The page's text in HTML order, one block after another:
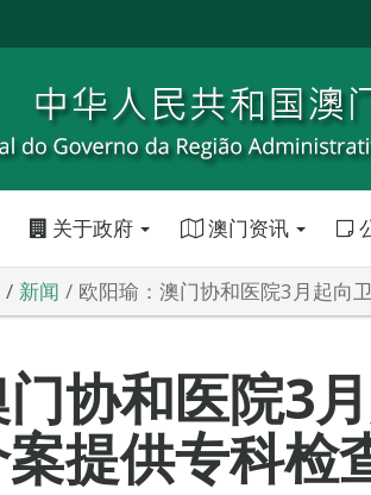
关于政府 澳门资讯
新闻 欧阳瑜：澳门协和医院3月起向
协和医院3
提供专科检